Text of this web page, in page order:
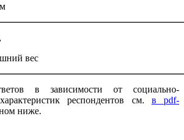
вес
в зависимости от социально-
респондентов см. в pdf-
ниже.